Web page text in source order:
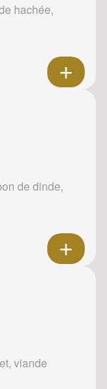
hachée,
de dinde,
viande